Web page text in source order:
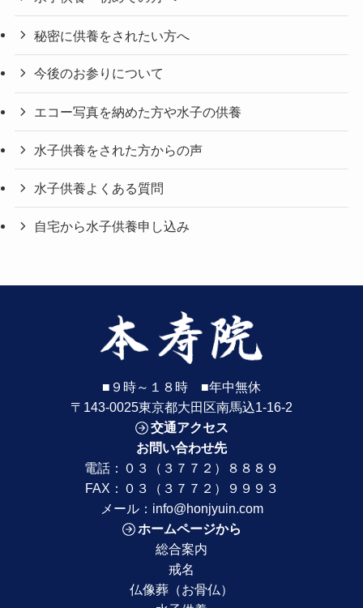
秘密に供養をされたい方へ
今後のお参りについて
エコー写真を納めた方や水子の供養
水子供養をされた方からの声
水子供養よくある質問
自宅から水子供養申し込み
■９時～１８時 ■年中無休
〒143-0025東京都大田区南馬込1-16-2
交通アクセス
お問い合わせ先
電話： ０３（３７７２）８８８９
FAX：０３（３７７２）９９９３
メール： info@honjyuin.com
ホームページから
総合案内
戒名
仏像葬（お骨仏）